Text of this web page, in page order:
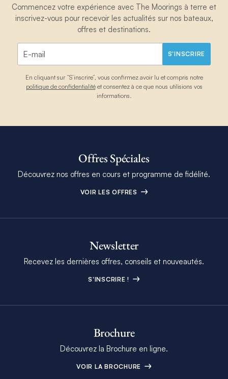
Commencez votre expérience avec The Moorings à terre et
inscrivez-vous pour recevoir les actualités sur nos bateaux,
offres et destinations.
S'INSCRIRE
En cliquant sur “S’inscrire”, vous confirmez avoir lu et compris notre
politique de confidentialitéet consentez à ce que nous utilisions vos
informations.
Offres Spéciales
Découvrez nos offres en cours et programme de fidélité.
VOIR LES OFFRES
Newsletter
Recevez les dernières offres, conseils et nouveautés.
S'INSCRIRE !
Brochure
Découvrez la Brochure en ligne.
VOIR LA BROCHURE